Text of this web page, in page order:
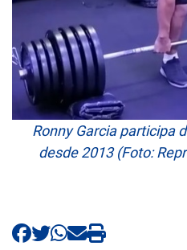
Ronny Garcia participa
desde 2013 (Foto: